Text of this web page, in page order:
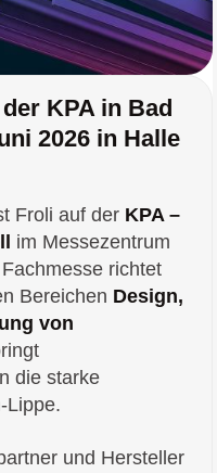
KPA in Bad
2026 in Halle
Froli auf der KPA –
im Messezentrum
richtet
Bereichen Design,
von
die starke
Lippe.
und Hersteller